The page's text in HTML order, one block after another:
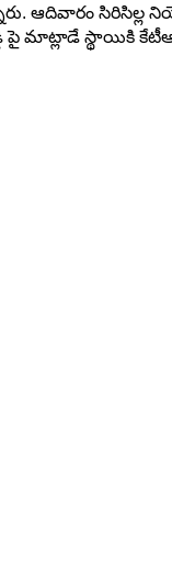
ఆదివారం సిరిసిల్ల
పై మాట్లాడే స్థాయికి